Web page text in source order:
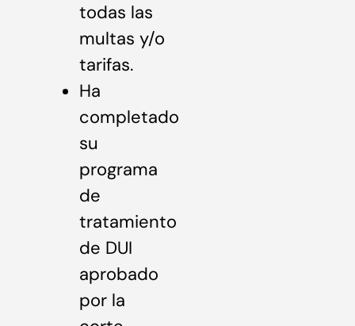
todas las
multas y/o
tarifas.
Ha
completado
su
programa
de
tratamiento
de DUI
aprobado
por la